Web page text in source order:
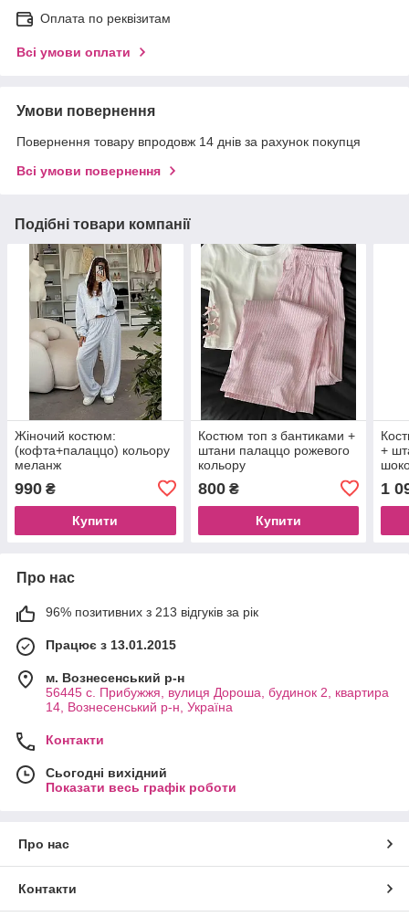
Оплата по реквізитам
Всі умови оплати
Умови повернення
Повернення товару впродовж 14 днів за рахунок покупця
Всі умови повернення
Подібні товари компанії
Жіночий костюм:
(кофта+палаццо) кольору
меланж
990 ₴
Купити
Костюм топ з бантиками +
штани палаццо рожевого
кольору
800₴
Купити
+
1
Про нас
96% позитивних з 213 відгуків за рік
Працює з 13.01.2015
м. Вознесенський р-н
56445 с. Прибужжя, вулиця Дороша, будинок 2, квартира
14, Вознесенський р-н, Україна
Контакти
Сьогодні вихідний
Показати весь графік роботи
Про нас
Контакти